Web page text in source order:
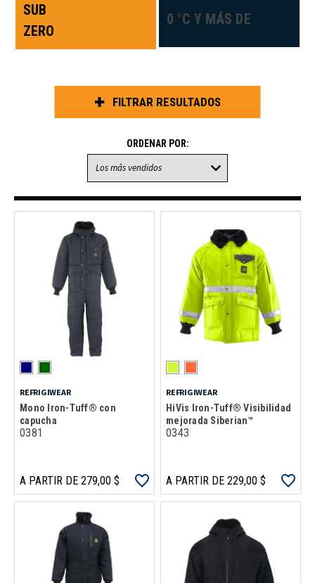
SUB
ZERO
0 °C Y MÁS DE
FILTRAR RESULTADOS
ORDENAR POR:
REFRIGIWEAR
Mono Iron-Tuff® con
capucha
0381
A PARTIR DE 279,00 $
REFRIGIWEAR
HiVis Iron-Tuff® Visibilidad
mejorada Siberian™
0343
A PARTIR DE 229,00 $